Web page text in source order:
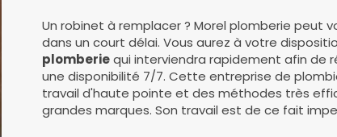
Un robinet à remplacer ? Morel plomberie peut
dans un court délai. Vous aurez à votre
plomberiequi interviendra rapidement afin de
une disponibilité 7/7. Cette entreprise de
travail d'haute pointe et des méthodes très
grandes marques. Son travail est de ce fait